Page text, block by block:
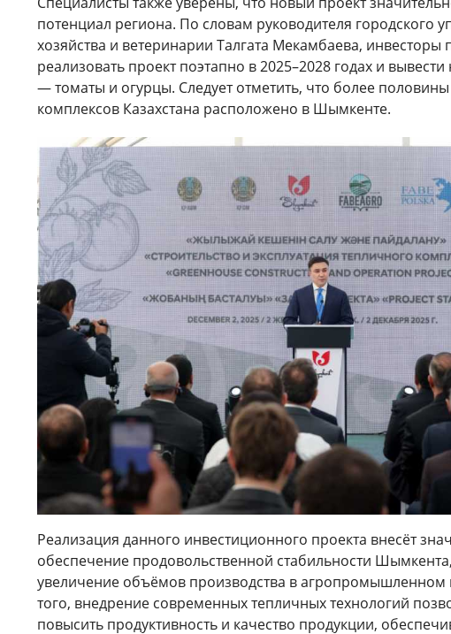
потенциал региона. По словам руководителя городского
хозяйства и ветеринарии Талгата Мекамбаева, инвесторы
реализовать проект поэтапно в 2025–2028 годах и
— томаты и огурцы. Следует отметить, что более
комплексов Казахстана расположено в Шымкенте.
Реализация данного инвестиционного проекта внесёт
обеспечение продовольственной стабильности
увеличение объёмов производства в агропромышленном
того, внедрение современных тепличных технологий
повысить продуктивность и качество продукции,